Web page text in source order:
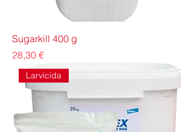
Sugarkill 400 g
Prezzo
28,30 €
Larvicida